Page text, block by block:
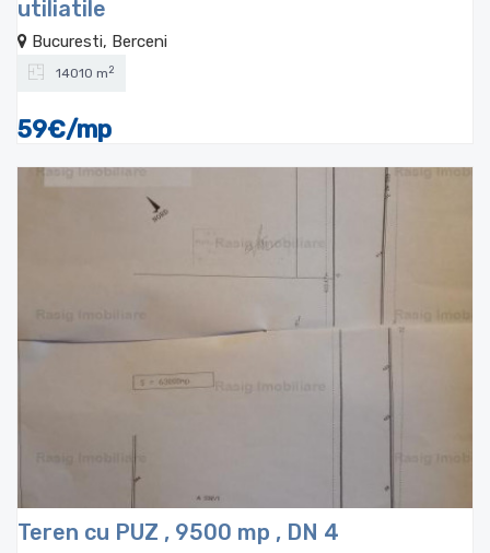
utiliatile
Bucuresti, Berceni
14010 m 2
59€/mp
Teren cu PUZ , 9500 mp , DN 4